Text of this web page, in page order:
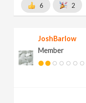
6 2
JoshBarlow
Member